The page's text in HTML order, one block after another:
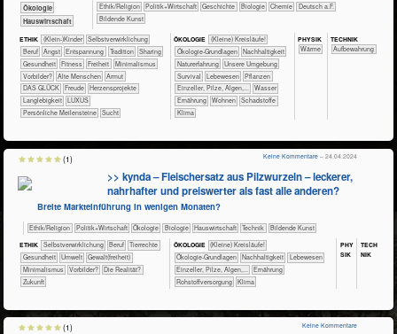
​​​​​​​Ökologie
​Haus­wirtschaft
​​​​​​​​​​Ethik/​Religion ​​​​​​​​​Politik+​Wirtschaft ​​​​​​​​Geschichte ​​​​​​​Biologie ​​​​​Chemie
​​​Deutsch a.F.
Bildende Kunst
ETHIK (Klein-)Kinder
​​​​​​​​​​​​​​​​​​​​​​​​​​​​​​​​​​​​​​​​Selbst­verwirklichung
​​​​​​​​​​​​​​​Beruf
​​​​​​​​​​​​​Angst ​​​​​​​​​​​​​Entspannung ​​​​​​​​​​​Tradition
​​​​​​​​​​Sharing
​​​​​​Gesundheit
​​​​​Fitness ​​​Freiheit
​​Minimalismus
​​Vorbilder?
Alte Menschen
Armut
DAS GLÜCK
Freude
Herzensprojekte
Langlebigkeit
LUXUS
Persönliche Meilensteine
Sucht
ÖKO​LOGIE
​​​​​​​​​​​​​​(Kleine) Kreisläufe!
​​​​​​​​​​​​​​​​Ökologie-Grundlagen
​​​​​​​​​​​​​​​Nachhaltigkeit
​​​​​​​​​​​​​Naturerfahrung
​​​​​​​​​​​​​Unsere Umgebung
​​​​​​​​​​​​Survival
​​​​​​​​​Lebewesen
​​​​​​​​​Pflanzen
​​​​​​​Einzeller, Pilze, Algen,...
​​​​​​Wasser
​​​​Ernährung
​​​​Wohnen
​Schadstoffe
Klima
PHY​SIK
​​​​​Wärme
TECH​NIK
Aufbewahrung
>> kynda – Fleischersatz aus Pilzwurzeln – leckerer,
nahrhafter und preiswerter als fast alle anderen?
Breite Markteinführung in wenigen Monaten?
​​​​​​​​​​Ethik/​Religion ​​​​​​​​​Politik+​Wirtschaft ​​​​​​​​Ökologie ​​​​​​​Biologie ​Haus­wirtschaft ​Technik
Bildende Kunst
ETHIK ​​​​​​​​​​​​​​​​​​​​​​​​​​​​​​​​​​​​​​​​Selbst­verwirklichung ​​​​​​​​​​​​​​​Beruf
​​​​​​​​Tierrechte
​​​​​​Gesundheit
​​​​​Umwelt
​​​​Gewalt(freiheit)
​​Minimalismus
​​Vorbilder?
​Die Realität?
​Zukunft
ÖKO​LOGIE ​​​​​​​​​​​​​​(Kleine) Kreisläufe!
​​​​​​​​​​​​​​​​Ökologie-Grundlagen
​​​​​​​​​​​​​​​Nachhaltigkeit
​​​​​​​​​Lebewesen
​​​​​​​Einzeller, Pilze, Algen,...
​​​​Ernährung
​​Rohstoffversorgung
Klima
PHY​
SIK
TECH​
NIK
Keine Kommentare – 24.04.2024
(1)
Keine Kommentare
(1)